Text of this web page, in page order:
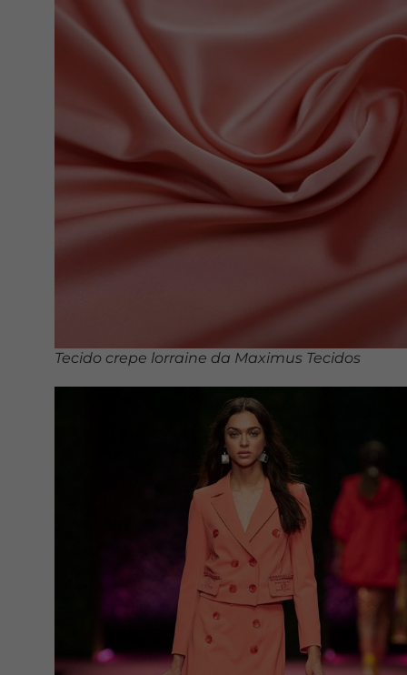
Tecido crepe lorraine da Maximus Tecidos